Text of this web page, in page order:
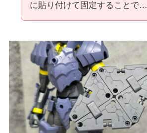
に貼り付けて固定することで…